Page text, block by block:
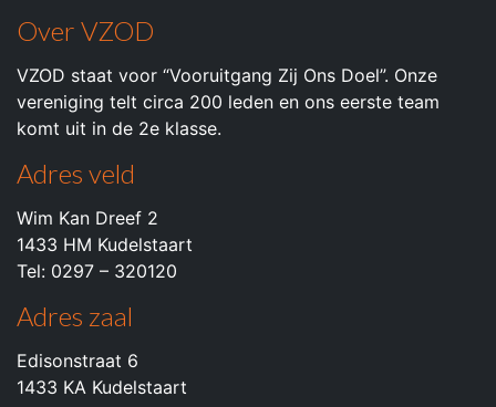
Over VZOD
VZOD staat voor “Vooruitgang Zij Ons Doel”. Onze
vereniging telt circa 200 leden en ons eerste team
komt uit in de 2e klasse.
Adres veld
Wim Kan Dreef 2
1433 HM Kudelstaart
Tel: 0297 – 320120
Adres zaal
Edisonstraat 6
1433 KA Kudelstaart